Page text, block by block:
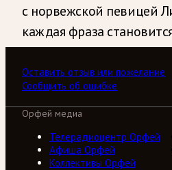
с норвежской певицей
каждая фраза
Оставить отзыв или пожелание
Сообщить об ошибке
Орфей медиа
Телерадиоцентр Орфей
Афиша Орфей
Коллективы Орфей